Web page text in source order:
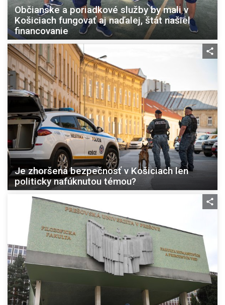
Občianske a poriadkové služby by mali v
Košiciach fungovať aj naďalej, štát našiel
financovanie
Je zhoršená bezpečnosť v Košiciach len
politicky nafúknutou témou?